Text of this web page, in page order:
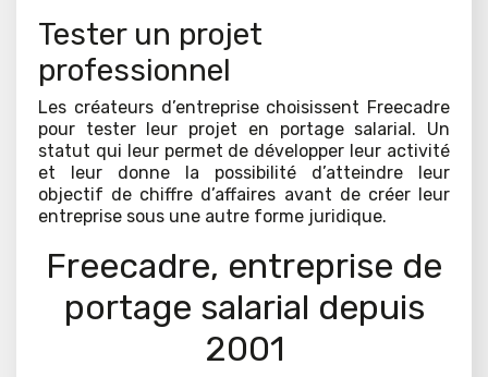
Tester un projet
professionnel
Les créateurs d’entreprise choisissent Freecadre
pour tester leur projet en portage salarial. Un
statut qui leur permet de développer leur activité
et leur donne la possibilité d’atteindre leur
objectif de chiffre d’affaires avant de créer leur
entreprise sous une autre forme juridique.
Freecadre, entreprise de
portage salarial depuis
2001